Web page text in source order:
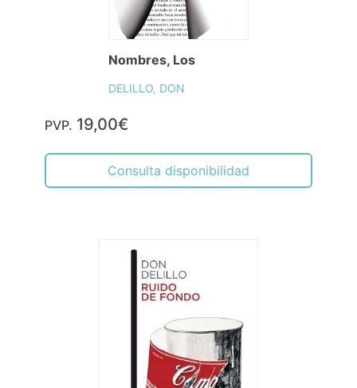
Nombres, Los
DELILLO, DON
PVP. 19,00€
Consulta disponibilidad